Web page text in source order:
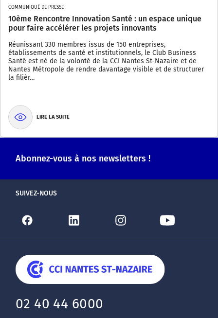
COMMUNIQUÉ DE PRESSE
10ème Rencontre Innovation Santé : un espace unique
pour faire accélérer les projets innovants
Réunissant 330 membres issus de 150 entreprises,
établissements de santé et institutionnels, le Club Business
Santé est né de la volonté de la CCI Nantes St-Nazaire et de
Nantes Métropole de rendre davantage visible et de structurer
la filièr…
LIRE LA SUITE
Abonnez-vous à nos newsletters !
SUIVEZ-NOUS
02 40 44 6000